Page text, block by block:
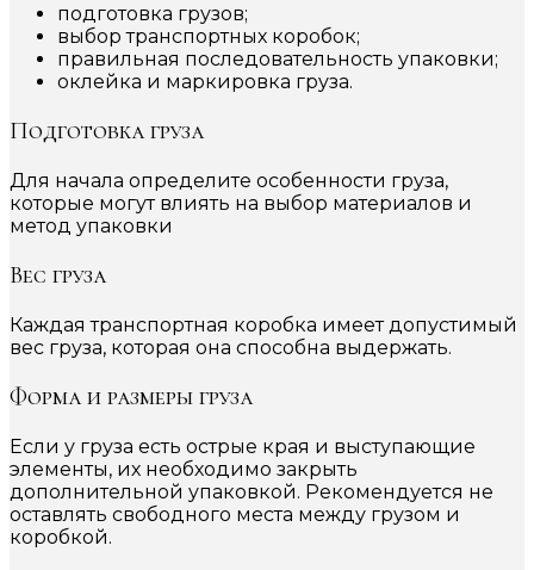
подготовка грузов;
выбор транспортных коробок;
правильная последовательность упаковки;
оклейка и маркировка груза.
Подготовка груза
Для начала определите особенности груза,
которые могут влиять на выбор материалов и
метод упаковки
Вес груза
Каждая транспортная коробка имеет допустимый
вес груза, которая она способна выдержать.
Форма и размеры груза
Если у груза есть острые края и выступающие
элементы, их необходимо закрыть
дополнительной упаковкой. Рекомендуется не
оставлять свободного места между грузом и
коробкой.